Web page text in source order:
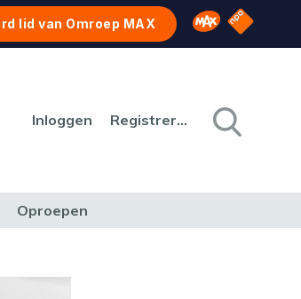
lid van Omroep MAX Omroep MAX
NPO
Inloggen Registreren
Oproepen